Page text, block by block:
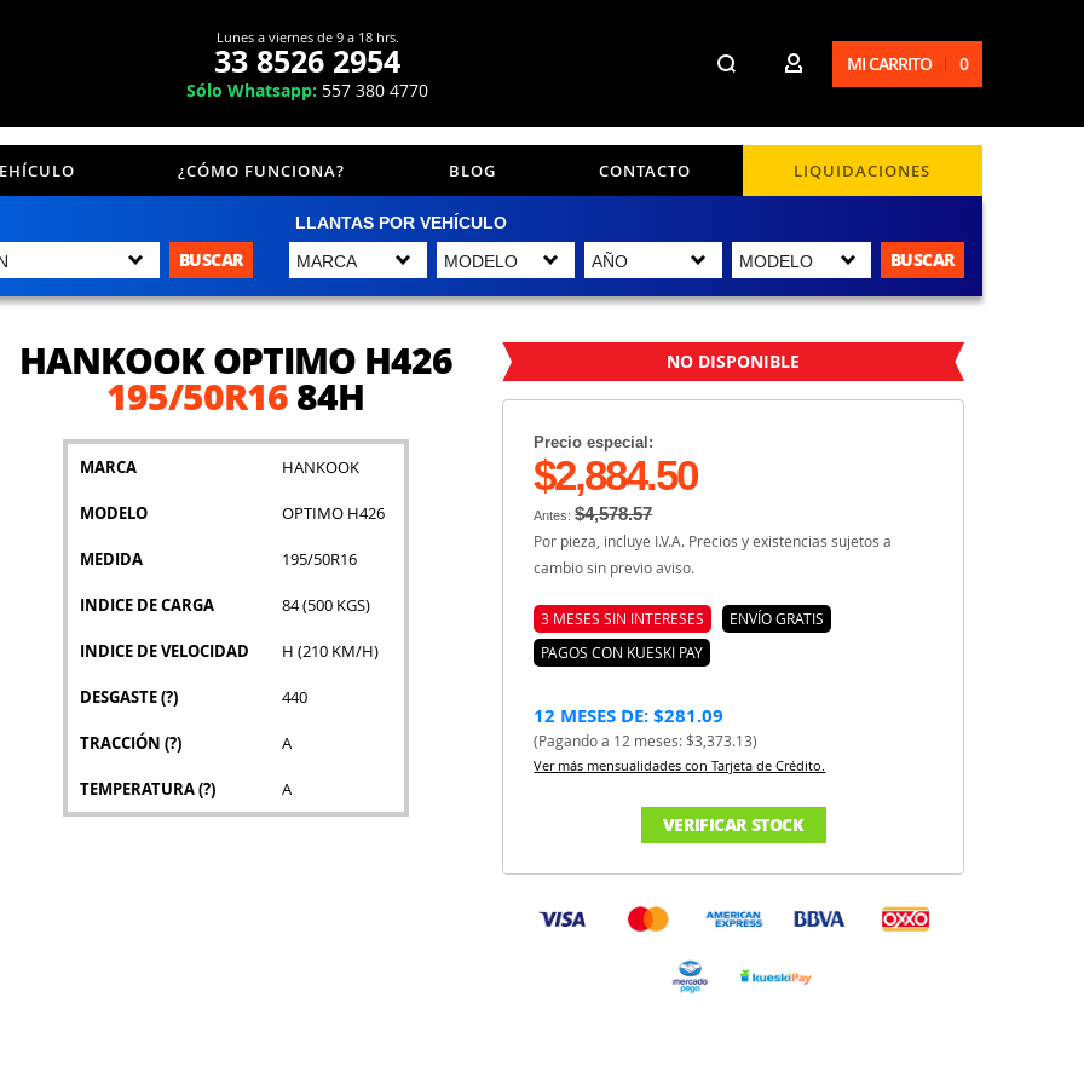
Lunes a viernes de 9 a 18 hrs.
33 8526 2954
Sólo Whatsapp: 557 380 4770
MI CARRITO 0
¿CÓMO FUNCIONA? BLOG CONTACTO LIQUIDACIONES
BUSCAR
LLANTAS POR VEHÍCULO
BUSCAR
HANKOOK OPTIMO H426
195/50R1684H
MARCA HANKOOK
MODELO OPTIMO H426
MEDIDA 195/50R16
INDICE DE CARGA 84 (500 KGS)
INDICE DE VELOCIDAD H (210 KM/H)
DESGASTE(?) 440
TRACCIÓN (?) A
TEMPERATURA(?) A
NO DISPONIBLE
Precio especial:
$2,884.50
Antes:$4,578.57
Por pieza, incluye I.V.A. Precios y existencias sujetos a
cambio sin previo aviso.
3 MESES SIN INTERESES
ENVÍO GRATIS
PAGOS CON KUESKI PAY
12 MESES DE: $281.09
(Pagando a 12 meses: $3,373.13)
Ver más mensualidades con Tarjeta de Crédito.
VERIFICAR STOCK